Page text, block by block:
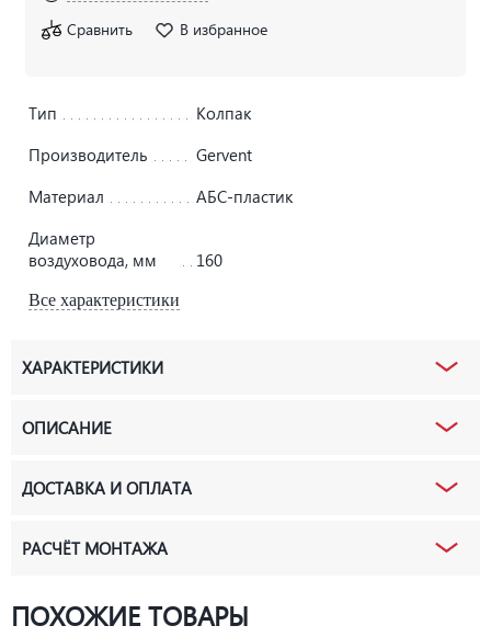
Сравнить В избранное
Тип
Колпак
Производитель
Gervent
Материал
АБС-пластик
Диаметр
воздуховода, мм
160
Все характеристики
ХАРАКТЕРИСТИКИ
ОПИСАНИЕ
ДОСТАВКА И ОПЛАТА
РАСЧЁТ МОНТАЖА
ПОХОЖИЕ ТОВАРЫ